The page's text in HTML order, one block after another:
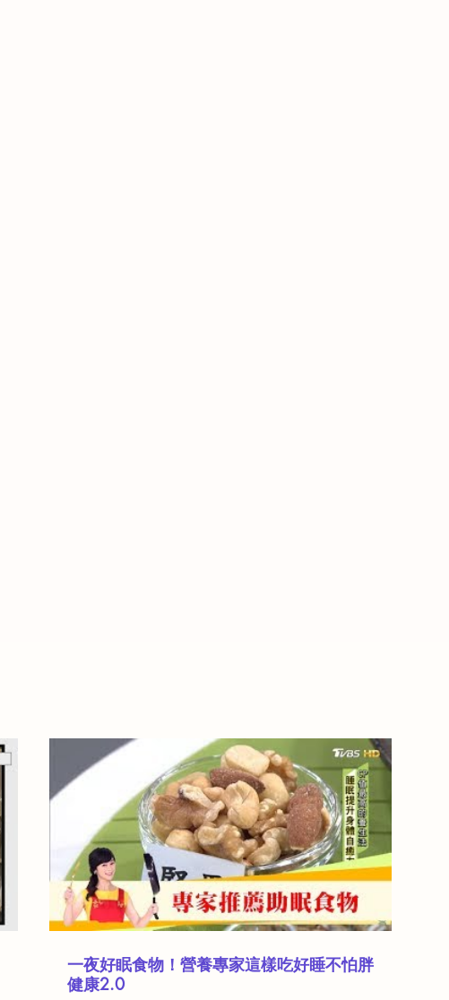
一夜好眠食物！營養專家這樣吃好睡不怕胖
健康2.0